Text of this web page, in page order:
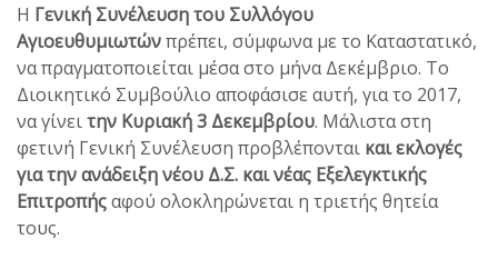
Η Γενική Συνέλευση του Συλλόγου
Αγιοευθυμιωτώνπρέπει, σύμφωνα με το Καταστατικό,
να πραγματοποιείται μέσα στο μήνα Δεκέμβριο. Το
Διοικητικό Συμβούλιο αποφάσισε αυτή, για το 2017,
να γίνειτην Κυριακή 3 Δεκεμβρίου. Μάλιστα στη
φετινή Γενική Συνέλευση προβλέπονται και εκλογές
για την ανάδειξη νέου Δ.Σ. και νέας Εξελεγκτικής
Επιτροπήςαφού ολοκληρώνεται η τριετής θητεία
τους.